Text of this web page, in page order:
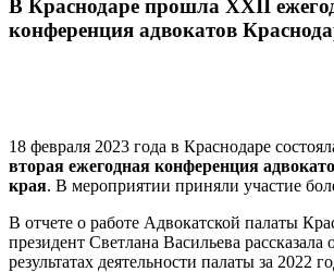
В Краснодаре прошла XXII
конференция адвокатов
18 февраля 2023 года в Краснодаре
вторая ежегодная конференция
края. В мероприятии приняли участие
В отчете о работе Адвокатской палаты
президент Светлана Васильева
результатах деятельности палаты за 2022